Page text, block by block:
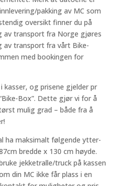
pakking av MC som
oversikt finner du på
av transport fra Norge gjøres
av transport fra vårt Bike-
med bookingen for
kasser, og prisene gjelder pr
Box”. Dette gjør vi for å
mulig grad – både fra å
ha maksimalt følgende ytter-
bredde x 130 cm høyde.
jekketralle/truck på kassen
din MC ikke får plass i en